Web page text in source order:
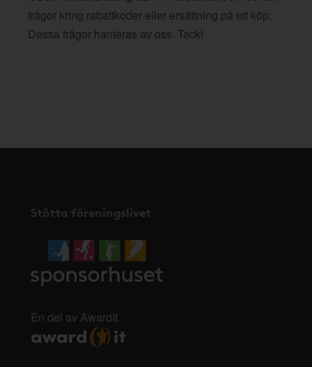
frågor kring rabattkoder eller ersättning på ett köp.
Dessa frågor hanteras av oss. Tack!
Stötta föreningslivet
En del av AwardIt